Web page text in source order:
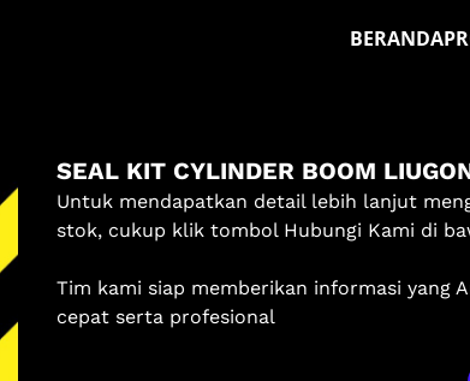
BERANDA
Masuk
Lanjutkan dengan Google
Dengan melanjutkan, kamu telah membaca dan setuju
dengan
Ketentuan Layanandan Kebijakan Privasi
SEAL KIT CYLINDER BOOM
Untuk mendapatkan detail lebih lanjut
stok, cukup klik tombol Hubungi Kami di
Tim kami siap memberikan informasi yang
cepat serta profesional